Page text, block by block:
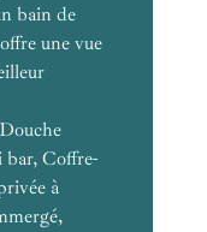
bain de
une vue
Coffre-
à